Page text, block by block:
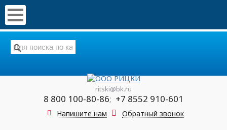
ritski@bk.ru
8 800 100-80-86; +7 8552 910-601
Напишите нам Обратный звонок